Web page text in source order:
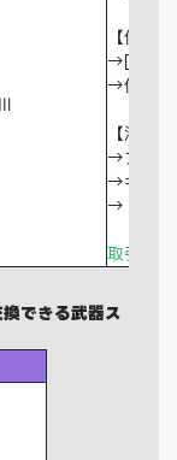
【使用
→[メニ
→使用期
【注意
→ファッ
→キャラ
→「盾」
取引：
できる武器ス